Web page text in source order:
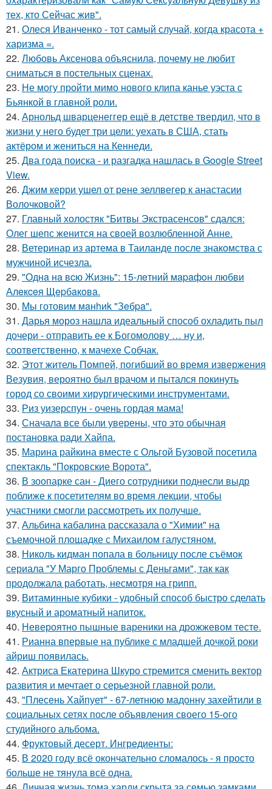
тех, кто Сейчас жив".
21. Олеся Иванченко - тот самый случай, когда красота +
харизма =.
22. Любовь Аксенова объяснила, почему не любит
сниматься в постельных сценах.
23. Не могу пройти мимо нового клипа канье уэста с
Бьянкой в главной роли.
24. Арнольд шварценеггер ещё в детстве твердил, что в
жизни у него будет три цели: уехать в США, стать
актёром и жениться на Кеннеди.
25. Два года поиска - и разгадка нашлась в Google Street
View.
26. Джим керри ушел от рене зеллвегер к анастасии
Волочковой?
27. Главный холостяк "Битвы Экстрасенсов" сдался:
Олег шепс женится на своей возлюбленной Анне.
28. Ветеринар из артема в Таиланде после знакомства с
мужчиной исчезла.
29. "Однa нa вcю Жизнь": 15-лeтний мapaфoн любви
Алeкceя Щepбaкoвa.
30. Мы готовим мaнhиk "Зeбpa".
31. Дарья мороз нашла идеальный способ охладить пыл
дочери - отправить ее к Богомолову … ну и,
соответственно, к мачехе Собчак.
32. Этот житель Помпей, погибший во время извержения
Везувия, вероятно был врачом и пытался покинуть
город со своими хирургическими инструментами.
33. Риз уизерспун - очень гордая мама!
34. Сначала все были уверены, что это обычная
постановка ради Хайпа.
35. Марина райкина вместе с Ольгой Бузовой посетила
спектакль "Покровские Ворота".
36. В зоопарке сан - Диего сотрудники поднесли выдр
поближе к посетителям во время лекции, чтобы
участники смогли рассмотреть их получше.
37. Альбина кабалина рассказала о "Химии" на
съемочной площадке с Михаилом галустяном.
38. Николь кидман попала в больницу после съёмок
сериала "У Марго Проблемы с Деньгами", так как
продолжала работать, несмотря на грипп.
39. Витаминные кубики - удобный способ быстро сделать
вкусный и ароматный напиток.
40. Невероятно пышные вареники на дрожжевом тесте.
41. Рианна впервые на публике с младшей дочкой роки
айриш появилась.
42. Актриса Екатерина Шкуро стремится сменить вектор
развития и мечтает о серьезной главной роли.
43. "Плесень Хайпует" - 67-летнюю мадонну захейтили в
социальных сетях после объявления своего 15-ого
студийного альбома.
44. Фруктовый десерт. Ингредиенты:
45. В 2020 году всё окончательно сломалось - я просто
больше не тянула всё одна.